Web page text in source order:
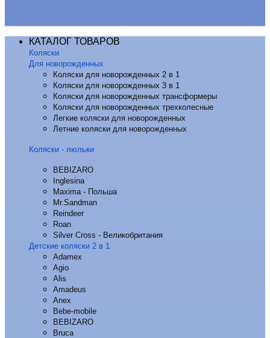
КАТАЛОГ ТОВАРОВ
Коляски
Для новорожденных
Коляски для новорожденных 2 в 1
Коляски для новорожденных 3 в 1
Коляски для новорожденных трансформеры
Коляски для новорожденных трехколесные
Легкие коляски для новорожденных
Летние коляски для новорожденных
Коляски - люльки
BEBIZARO
Inglesina
Maxima - Польша
Mr.Sandman
Reindeer
Roan
Silver Cross - Великобритания
Детские коляски 2 в 1
Adamex
Agio
Alis
Amadeus
Anex
Bebe-mobile
BEBIZARO
Bruca